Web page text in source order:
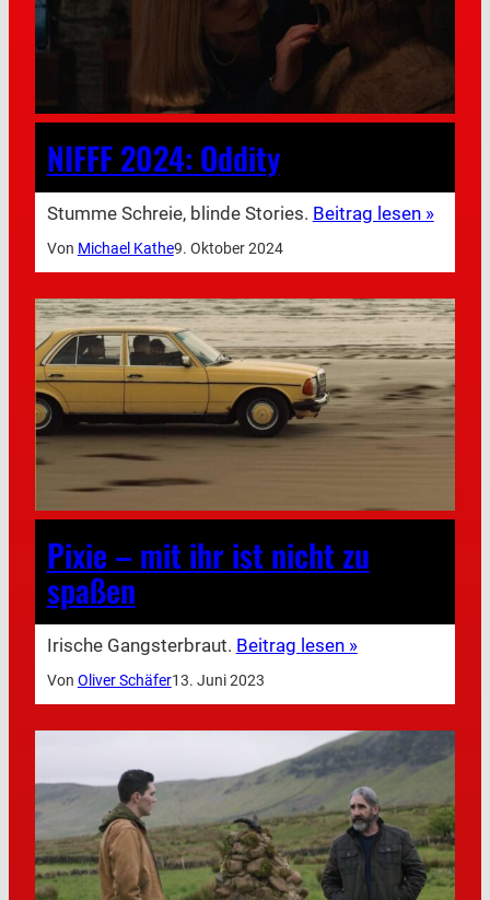
NIFFF 2024: Oddity
Stumme Schreie, blinde Stories. Beitrag lesen »
Von Michael Kathe9. Oktober 2024
Pixie – mit ihr ist nicht zu
spaßen
Irische Gangsterbraut. Beitrag lesen »
Von Oliver Schäfer13. Juni 2023